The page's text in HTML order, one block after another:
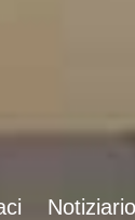
Notiziario